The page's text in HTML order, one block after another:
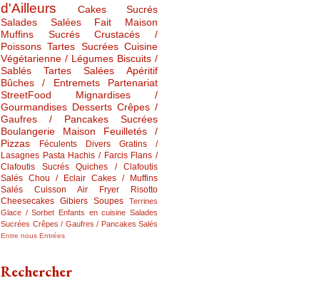
d'Ailleurs
Cakes Sucrés
Salades Salées
Fait Maison
Muffins Sucrés
Crustacés /
Poissons Tartes Sucrées Cuisine
Végétarienne / Légumes Biscuits /
Sablés
Tartes Salées
Apéritif
Bûches / Entremets
Partenariat
StreetFood
Mignardises /
Gourmandises Desserts Crêpes /
Gaufres / Pancakes Sucrées
Boulangerie Maison
Feuilletés /
Pizzas
Féculents Divers
Gratins /
Lasagnes Pasta Hachis / Farcis Flans /
Clafoutis Sucrés
Quiches / Clafoutis
Salés Chou / Eclair Cakes / Muffins
Salés
Cuisson Air Fryer
Risotto
Cheesecakes Gibiers Soupes
Terrines
Glace / Sorbet Enfants en cuisine Salades
Sucrées Crêpes / Gaufres / Pancakes Salés
Entre nous Entrées
Rechercher